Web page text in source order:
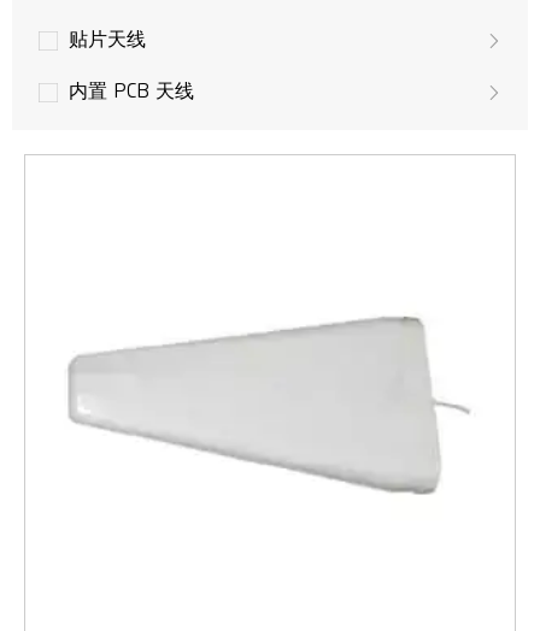
贴片天线
内置 PCB 天线
LTE 天线
GSM/UMTS 天线